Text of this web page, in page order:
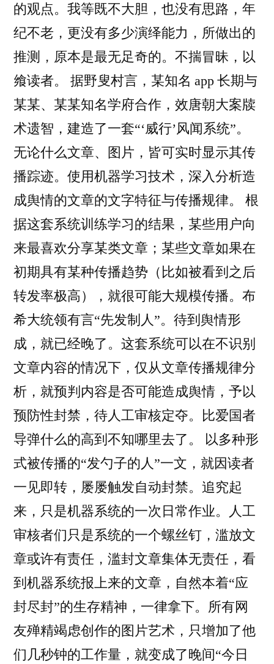
与
未
来”
未
的观点。我等既不大胆，也没有思路，年
纪不老，更没有多少演绎能力，所做出的
推测，原本是最无足奇的。不揣冒昧，以
飨读者。 据野叟村言，某知名 app 长期与
某某、某某知名学府合作，效唐朝大案牍
术遗智，建造了一套“‘威行’风闻系统”。
无论什么文章、图片，皆可实时显示其传
播踪迹。使用机器学习技术，深入分析造
成舆情的文章的文字特征与传播规律。 根
据这套系统训练学习的结果，某些用户向
来最喜欢分享某类文章；某些文章如果在
初期具有某种传播趋势（比如被看到之后
转发率极高），就很可能大规模传播。布
希大统领有言“先发制人”。待到舆情形
成，就已经晚了。这套系统可以在不识别
文章内容的情况下，仅从文章传播规律分
析，就预判内容是否可能造成舆情，予以
预防性封禁，待人工审核定夺。比爱国者
导弹什么的高到不知哪里去了。 以多种形
式被传播的“发勺子的人”一文，就因读者
一见即转，屡屡触发自动封禁。追究起
来，只是机器系统的一次日常作业。人工
审核者们只是系统的一个螺丝钉，滥放文
章或许有责任，滥封文章集体无责任，看
到机器系统报上来的文章，自然本着“应
封尽封”的生存精神，一律拿下。所有网
友殚精竭虑创作的图片艺术，只增加了他
们几秒钟的工作量，就变成了晚间“今日